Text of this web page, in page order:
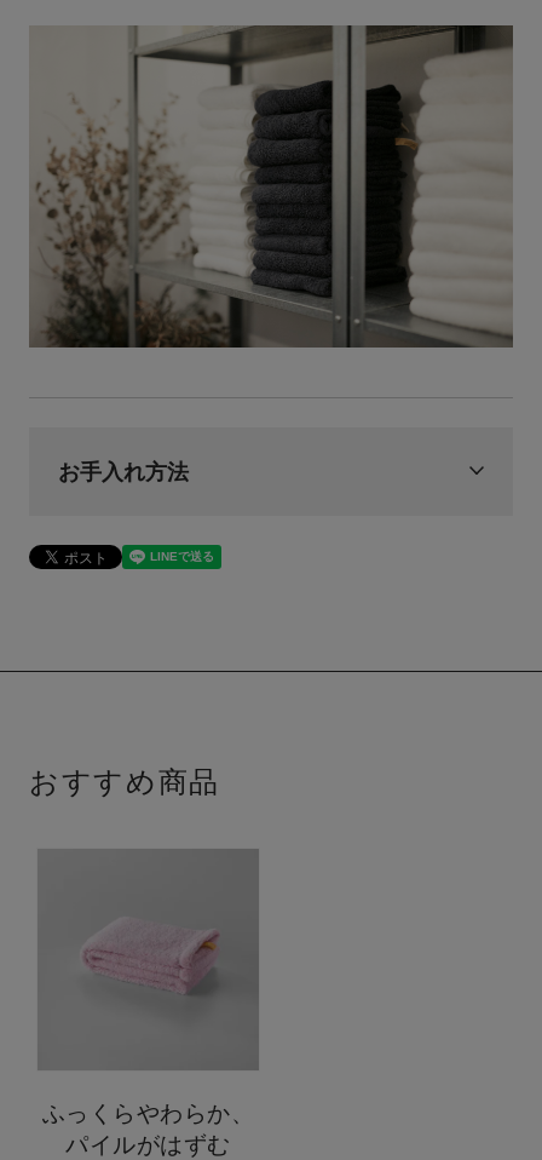
お手入れ方法
おすすめ商品
ふっくらやわらか、
パイルがはずむ